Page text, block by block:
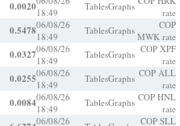
0.0020 18:49
TablesGraphs
rate
0.547806/08/26
18:49
TablesGraphs
COP
MWK rate
0.032706/08/26
18:49
TablesGraphs COP XPF
rate
0.025506/08/26
18:49
TablesGraphs COP ALL
rate
0.008406/08/26
18:49
TablesGraphs COP HNL
rate
06/08/26
COP SLL